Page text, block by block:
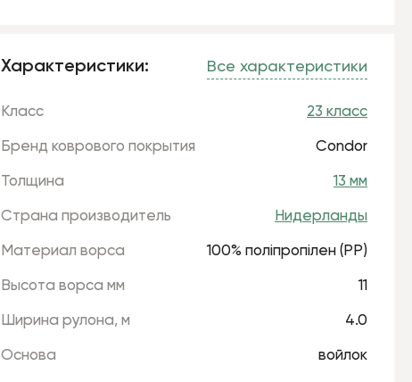
Характеристики: Все характеристики
Класс 23 класс
Бренд коврового покрытия Condor
Толщина 13 мм
Страна производитель Нидерланды
Материал ворса 100% поліпропілен (РР)
Высота ворса мм 11
Ширина рулона, м 4.0
Основа войлок